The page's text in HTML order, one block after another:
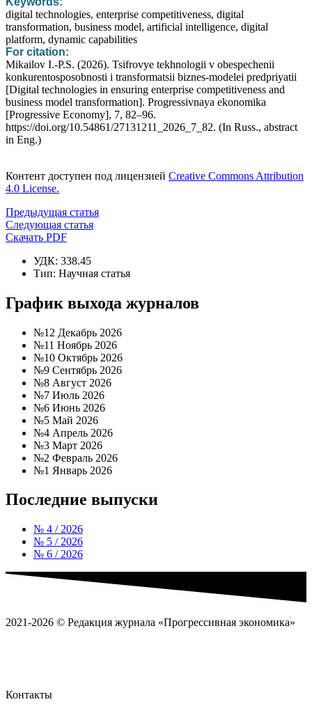
digital technologies, enterprise competitiveness, digital
transformation, business model, artificial intelligence, digital
platform, dynamic capabilities
For citation:
Mikailov I.-P.S. (2026). Tsifrovye tekhnologii v obespechenii
konkurentosposobnosti i transformatsii biznes-modelei predpriyatii
[Digital technologies in ensuring enterprise competitiveness and
business model transformation]. Progressivnaya ekonomika
[Progressive Economy], 7, 82–96.
https://doi.org/10.54861/27131211_2026_7_82. (In Russ., abstract
in Eng.)
Контент доступен под лицензией Creative Commons Attribution
4.0 License.
Предыдущая статья
Следующая статья
Скачать PDF
УДК: 338.45
Тип: Научная статья
График выхода журналов
№12 Декабрь 2026
№11 Ноябрь 2026
№10 Октябрь 2026
№9 Сентябрь 2026
№8 Август 2026
№7 Июль 2026
№6 Июнь 2026
№5 Май 2026
№4 Апрель 2026
№3 Март 2026
№2 Февраль 2026
№1 Январь 2026
Последние выпуски
№ 4 / 2026
№ 5 / 2026
№ 6 / 2026
2021-2026 © Редакция журнала «Прогрессивная экономика»
Контакты